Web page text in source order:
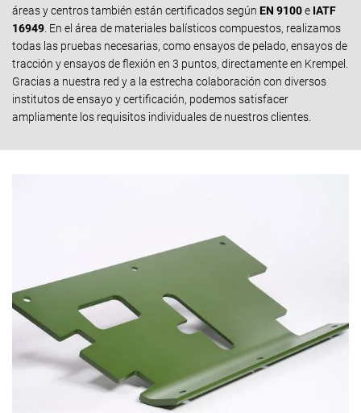
áreas y centros también están certificados según EN 9100e IATF
16949 . En el área de materiales balísticos compuestos, realizamos
todas las pruebas necesarias, como ensayos de pelado, ensayos de
tracción y ensayos de flexión en 3 puntos, directamente en Krempel.
Gracias a nuestra red y a la estrecha colaboración con diversos
institutos de ensayo y certificación, podemos satisfacer
ampliamente los requisitos individuales de nuestros clientes.